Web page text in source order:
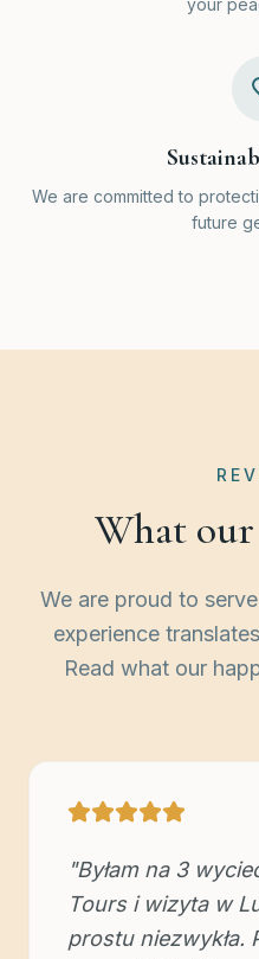
your
We are committed to
future
What
We are proud to
experience
Read what our
"Byłam na 3
Tours i wizyta w
prostu niezwykła.